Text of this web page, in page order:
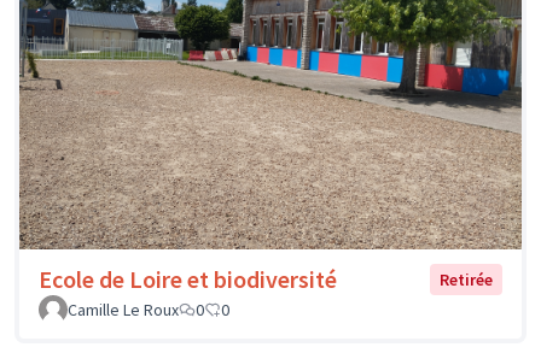
Ecole de Loire et biodiversité
Retirée
Camille Le Roux
0 0